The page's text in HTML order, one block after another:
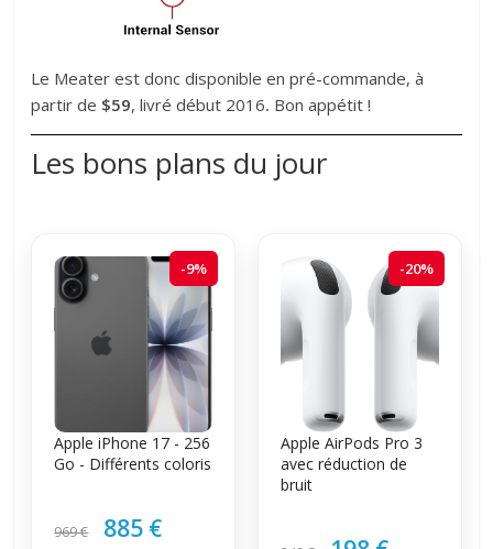
Le Meater est donc disponible en pré-commande, à
partir de $59, livré début 2016. Bon appétit !
Les bons plans du jour
-9%
Apple iPhone 17 - 256
Go - Différents coloris
969 € 885 €
-20%
Apple AirPods Pro 3
avec réduction de
bruit